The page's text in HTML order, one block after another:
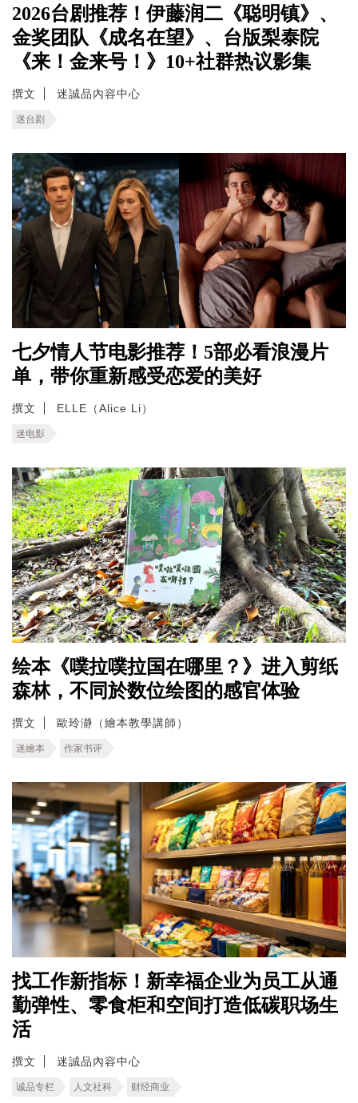
2026台剧推荐！伊藤润二《聪明镇》、
金奖团队《成名在望》、台版梨泰院
《来！金来号！》10+社群热议影集
撰文 迷誠品內容中心
迷台剧
七夕情人节电影推荐！5部必看浪漫片
单，带你重新感受恋爱的美好
撰文 ELLE（Alice Li）
迷电影
绘本《噗拉噗拉国在哪里？》进入剪纸
森林，不同於数位绘图的感官体验
撰文 歐玲瀞（繪本教學講師）
迷繪本 作家书评
找工作新指标！新幸福企业为员工从通
勤弹性、零食柜和空间打造低碳职场生
活
撰文 迷誠品內容中心
诚品专栏 人文社科 财经商业